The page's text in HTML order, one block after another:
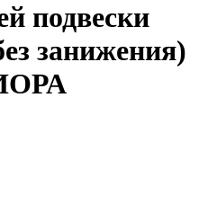
подвески
занижения)